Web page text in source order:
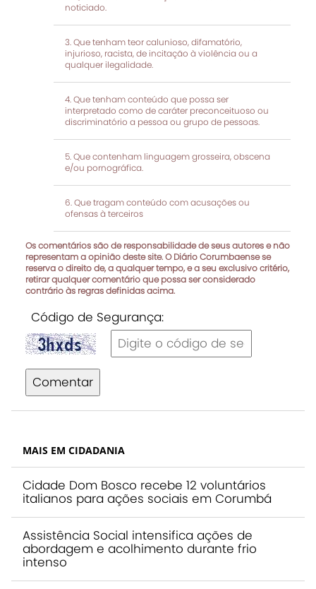
noticiado.
Que tenham teor calunioso, difamatório,
injurioso, racista, de incitação à violência ou a
qualquer ilegalidade.
Que tenham conteúdo que possa ser
interpretado como de caráter preconceituoso ou
discriminatório a pessoa ou grupo de pessoas.
Que contenham linguagem grosseira, obscena
e/ou pornográfica.
Que tragam conteúdo com acusações ou
ofensas à terceiros
Os comentários são de responsabilidade de seus autores e não
representam a opinião deste site. O Diário Corumbaense se
reserva o direito de, a qualquer tempo, e a seu exclusivo critério,
retirar qualquer comentário que possa ser considerado
contrário às regras definidas acima.
Código de Segurança:
Comentar
MAIS EM CIDADANIA
Cidade Dom Bosco recebe 12 voluntários
italianos para ações sociais em Corumbá
Assistência Social intensifica ações de
abordagem e acolhimento durante frio
intenso